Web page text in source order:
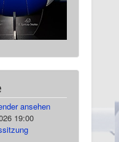
ansehen
19:00